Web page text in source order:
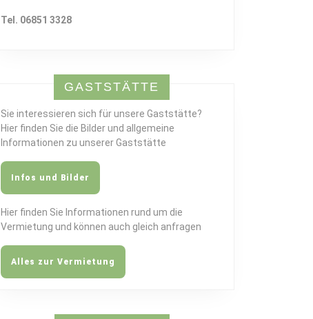
Tel. 06851 3328
GASTSTÄTTE
Sie interessieren sich für unsere Gaststätte?
Hier finden Sie die Bilder und allgemeine
Informationen zu unserer Gaststätte
Infos und Bilder
Hier finden Sie Informationen rund um die
Vermietung und können auch gleich anfragen
Alles zur Vermietung